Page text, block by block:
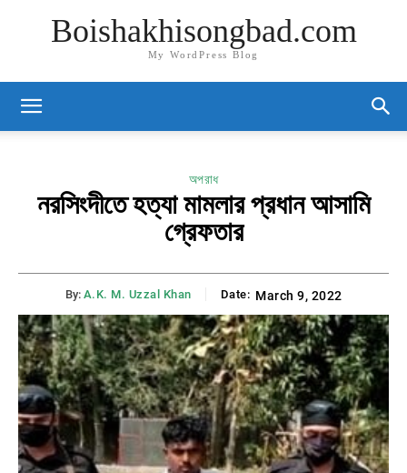
Boishakhisongbad.com
My WordPress Blog
অপরাধ
নরসিংদীতে হত্যা মামলার প্রধান আসামি
গ্রেফতার
By: A.K. M. Uzzal Khan Date: March 9, 2022